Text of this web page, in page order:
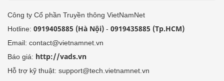
Công ty Cổ phần Truyền thông VietNamNet
Hotline: 0919405885 (Hà Nội) - 0919435885 (Tp.HCM)
Email: contact@vietnamnet.vn
Báo giá: http://vads.vn
Hỗ trợ kỹ thuật: support@tech.vietnamnet.vn